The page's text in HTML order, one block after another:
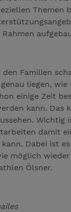
Themen
den Familien
liegen,
einige Zeit
kann. Das
Wichtig
damit
Dabei ist
möglich
Ölsner.